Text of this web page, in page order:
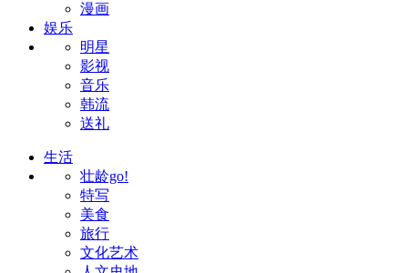
漫画
娱乐
明星
影视
音乐
韩流
送礼
生活
壮龄go!
特写
美食
旅行
文化艺术